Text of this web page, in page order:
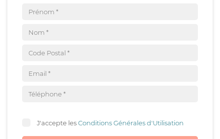
J'accepte lesConditions Générales d'Utilisation